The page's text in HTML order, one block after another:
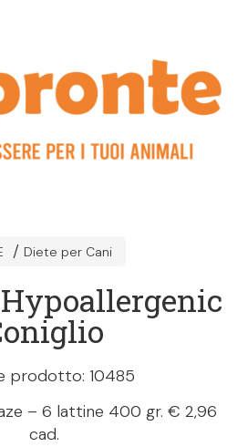
Diete per Cani
prodotto: 10485
– 6 lattine 400 gr. € 2,96
cad.